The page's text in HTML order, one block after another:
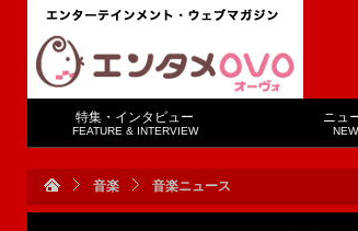
特集・インタビュー
FEATURE & INTERVIEW
ニュ
音楽 音楽ニュース